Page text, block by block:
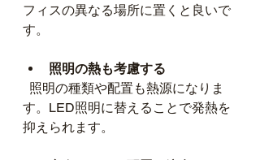
フィスの異なる場所に置くと良いで
す。
照明の熱も考慮する
す。LED照明に替えることで発熱を
抑えられます。